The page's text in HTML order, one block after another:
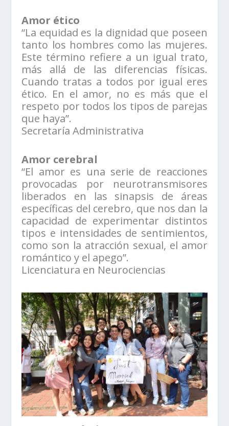
Amor ético
“La equidad es la dignidad que poseen
tanto los hombres como las mujeres.
Este término refiere a un igual trato,
más allá de las diferencias físicas.
Cuando tratas a todos por igual eres
ético. En el amor, no es más que el
respeto por todos los tipos de parejas
que haya”.
Secretaría Administrativa
Amor cerebral
“El amor es una serie de reacciones
provocadas por neurotransmisores
liberados en las sinapsis de áreas
específicas del cerebro, que nos dan la
capacidad de experimentar distintos
tipos e intensidades de sentimientos,
como son la atracción sexual, el amor
romántico y el apego”.
Licenciatura en Neurociencias